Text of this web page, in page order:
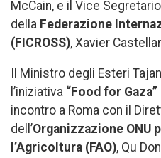
McCain, e il Vice
della Federazione
(FICROSS), Xavier
Il Ministro degli Esteri
l’iniziativa “Food for Gaza”
incontro a Roma con il
dell’Organizzazione ONU
l’Agricoltura (FAO), Qu